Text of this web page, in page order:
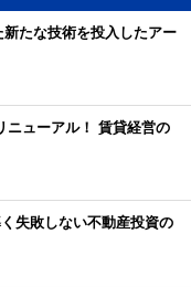
新たな技術を投入したアー
ニューアル！ 賃貸経営の
失敗しない不動産投資の